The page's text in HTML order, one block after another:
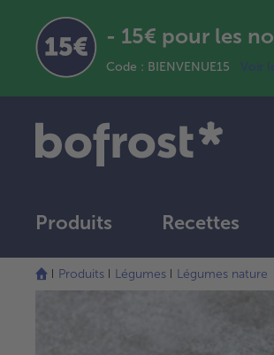
- 15€ pour les
Code : BIENVENUE15 Voir
Produits Recettes
Produits Légumes Légumes nature